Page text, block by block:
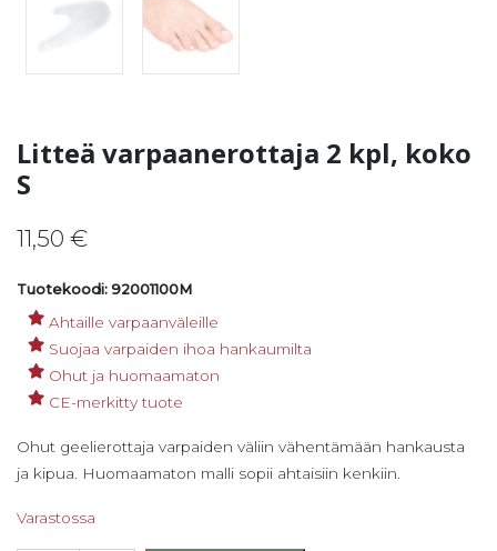
Litteä varpaanerottaja 2 kpl, koko
S
11,50 €
Tuotekoodi: 92001100M
Ahtaille varpaanväleille
Suojaa varpaiden ihoa hankaumilta
Ohut ja huomaamaton
CE-merkitty tuote
Ohut geelierottaja varpaiden väliin vähentämään hankausta
ja kipua. Huomaamaton malli sopii ahtaisiin kenkiin.
Varastossa